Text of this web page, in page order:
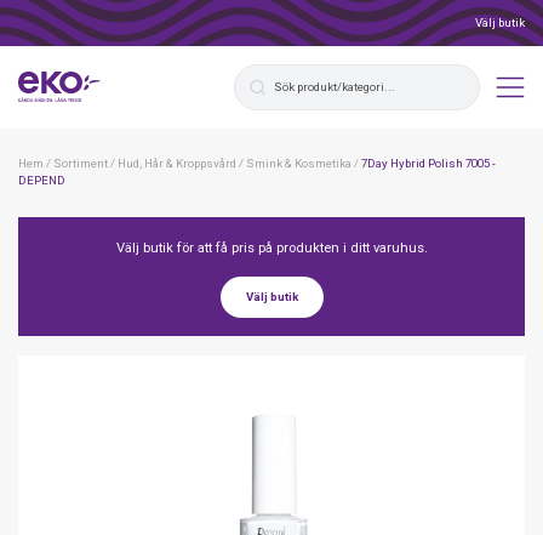
Välj butik
Hem / Sortiment/ Hud, Hår & Kroppsvård / Smink & Kosmetika /7Day Hybrid Polish 7005 -
DEPEND
Välj butik för att få pris på produkten i ditt varuhus.
Välj butik